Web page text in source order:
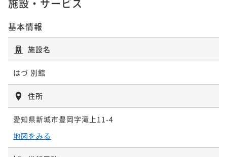
施設・サービス
基本情報
施設名
はづ 別館
住所
愛知県新城市豊岡字滝上11-4
地図をみる